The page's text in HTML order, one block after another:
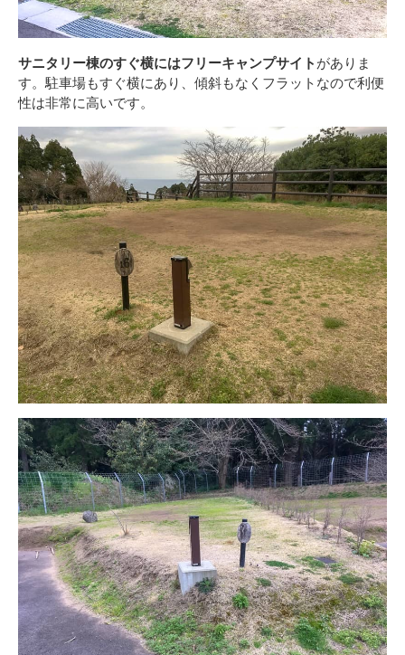
サニタリー棟のすぐ横にはフリーキャンプサイト がありま
す。駐車場もすぐ横にあり、傾斜もなくフラットなので利便
性は非常に高いです。